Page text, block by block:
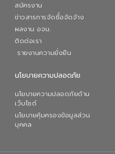
สมัครงาน
ข่าวสารการจัดซื้อจัดจ้าง
ผลงาน อจน.
ติดต่อเรา
รายงานความยั่งยืน
นโยบายความปลอดภัย
นโยบายความปลอดภัยด้าน
เว็บไซต์
นโยบายคุ้มครองข้อมูลส่วน
บุคคล